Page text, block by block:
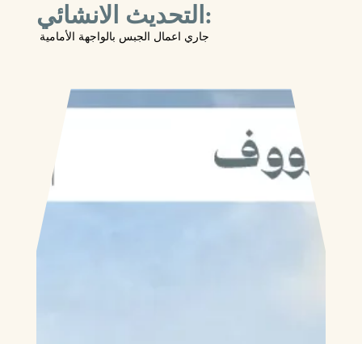
التحديث الانشائي:
جاري اعمال الجبس بالواجهة الأمامية